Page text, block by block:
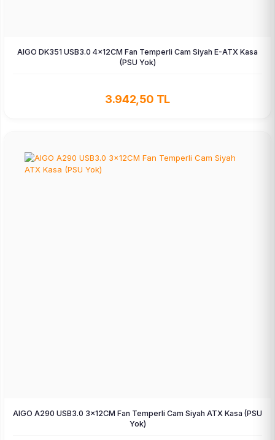
AIGO DK351 USB3.0 4×12CM Fan Temperli Cam Siyah E-ATX Kasa
(PSU Yok)
3.942,50 TL
AIGO A290 USB3.0 3×12CM Fan Temperli Cam Siyah ATX Kasa (PSU
Yok)